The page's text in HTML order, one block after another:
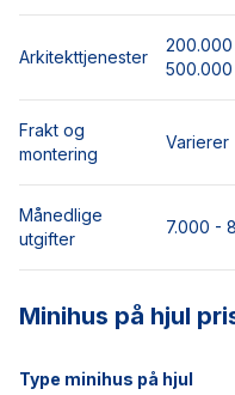
Arkitekttjenester
500.000
Frakt og
montering
Varierer
Månedlige
utgifter
7.000 -
Minihus på hjul
Type minihus på hjul